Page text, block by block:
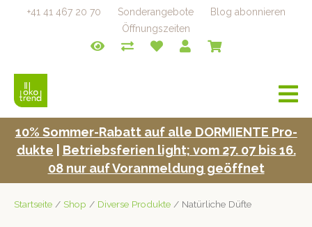
+41 41 467 20 70 Sonderangebote
Blog abonnieren
Öffnungszeiten
a
v
i
10% Som­mer-Rabatt auf alle DORMIENTE Pro­
duk­te
Betrieb­s­fe­rien light; vom 27. 07 bis 16.
08 nur auf Voran­mel­dung geöffnet
Startseite / Shop / Diverse Produkte / Natürliche Düfte